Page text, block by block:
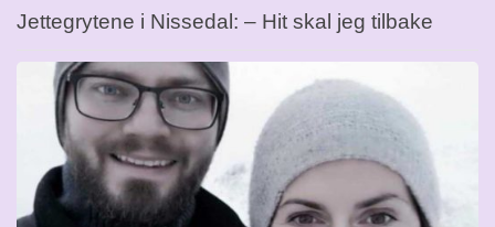
Jettegrytene i Nissedal: – Hit skal jeg tilbake